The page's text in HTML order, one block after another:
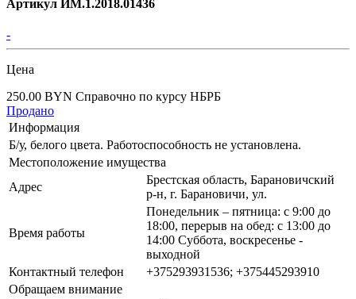
Артикул ИМ.1.2018.01436
-
Цена
250.00 BYN Справочно по курсу НБРБ
Продано
Информация
Б/у, белого цвета. Работоспособность не установлена.
Местоположение имущества
Адрес
Брестская область, Барановичский
р-н, г. Барановичи, ул.
Время работы
Понедельник – пятница: с 9:00 до
18:00, перерыв на обед: с 13:00 до
14:00 Суббота, воскресенье -
выходной
Контактный телефон
+375293931536; +375445293910
Обращаем внимание